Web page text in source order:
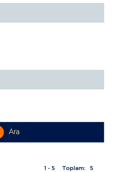
Ara
1 - 5
Toplam: 5